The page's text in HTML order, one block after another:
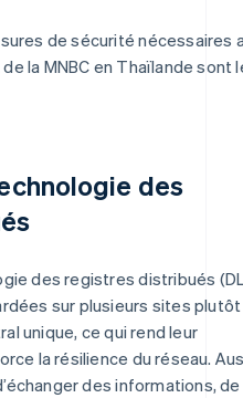
de sécurité nécessaires
la MNBC en Thaïlande sont
des
des registres distribués
sur plusieurs sites
unique, ce qui rend leur
la résilience du réseau.
des informations, de